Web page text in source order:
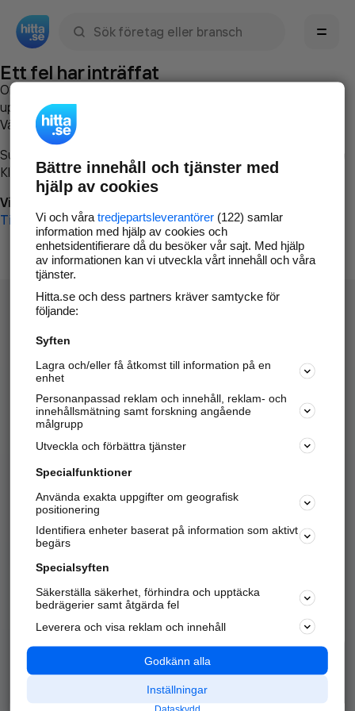
Ett fel har inträffat
Om du vill kan du
uppstod så att vi lättare och snabbare kan avhjälpa det.
Vänligen försök med följande:
Surfa till
Klicka påTillbaka-knappen i webbläsaren och försök igen
Vi beklagar besväret!
Till startsidan
Hitta.se - Gratis nummerupplysning.
Sök företag, personer och platser.
Hitta telefonnummer, adresser, företagsinfo mm.
Marknadsför företaget
Kom igång och annonsera mot
samarbetspartners nära dig.
Alla kategorier
Populära sökningar
API & Kartor
Annonsera
Integritet
Nödnummer
Bättre innehåll och tjänster med
hjälp av cookies
Vi och våra tredjepartsleverantörer(122) samlar
information med hjälp av cookies och
enhetsidentifierare då du besöker vår sajt. Med hjälp
av informationen kan vi utveckla vårt innehåll och våra
tjänster.
Hitta.se och dess partners kräver samtycke för
följande:
Syften
Lagra och/eller få åtkomst till information på en
enhet
Personanpassad reklam och innehåll, reklam- och
innehållsmätning samt forskning angående
målgrupp
Utveckla och förbättra tjänster
Specialfunktioner
Använda exakta uppgifter om geografisk
positionering
Identifiera enheter baserat på information som aktivt
begärs
Specialsyften
Säkerställa säkerhet, förhindra och upptäcka
bedrägerier samt åtgärda fel
Leverera och visa reklam och innehåll
Godkänn alla
Inställningar
Dataskydd